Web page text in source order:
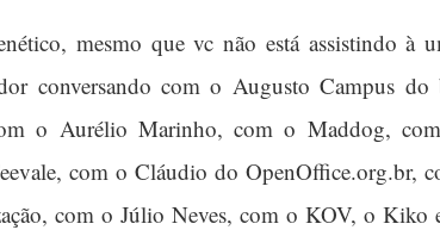
mesmo que vc não está assistindo à
conversando com o Augusto Campus do
o Aurélio Marinho, com o Maddog,
com o Cláudio do OpenOffice.org.br,
com o Júlio Neves, com o KOV, o Kiko